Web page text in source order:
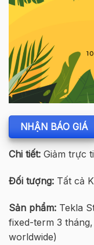
NHẬN BÁO GIÁ
Chi tiết: Giảm trực
Đối tượng: Tất cả
Sản phẩm: Tekla
fixed-term 3
worldwide)